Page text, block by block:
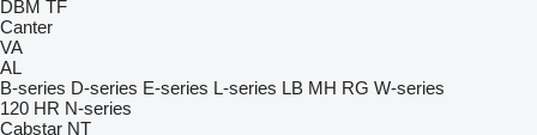
DBM TF
Canter
VA
AL
B-series D-series E-series L-series LB MH RG W-series
120 HR N-series
Cabstar NT